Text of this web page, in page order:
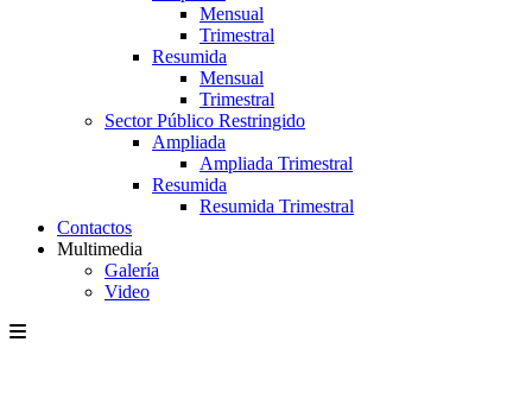
Mensual
Trimestral
Resumida
Mensual
Trimestral
Sector Público Restringido
Ampliada
Ampliada Trimestral
Resumida
Resumida Trimestral
Contactos
Multimedia
Galería
Video